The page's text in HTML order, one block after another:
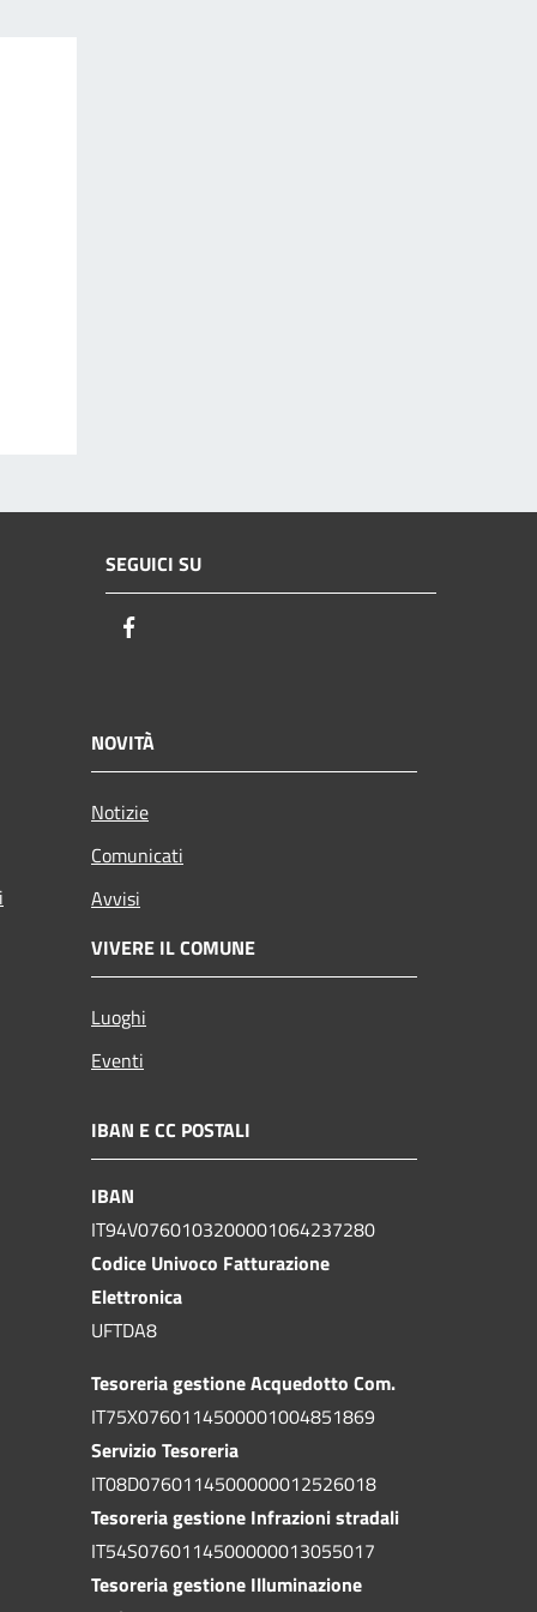
SEGUICI SU
NOVITÀ
Notizie
Comunicati
Avvisi
VIVERE IL COMUNE
Luoghi
Eventi
IBAN E CC POSTALI
IBAN
IT94V0760103200001064237280
Codice Univoco Fatturazione
Elettronica
UFTDA8
Tesoreria gestione Acquedotto Com.
IT75X0760114500001004851869
Servizio Tesoreria
IT08D0760114500000012526018
Tesoreria gestione Infrazioni stradali
IT54S0760114500000013055017
Tesoreria gestione Illuminazione